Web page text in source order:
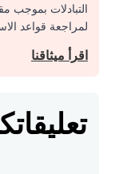
التبادلات بموجب
لمراجعة قواعد
اقرأ ميثاقنا